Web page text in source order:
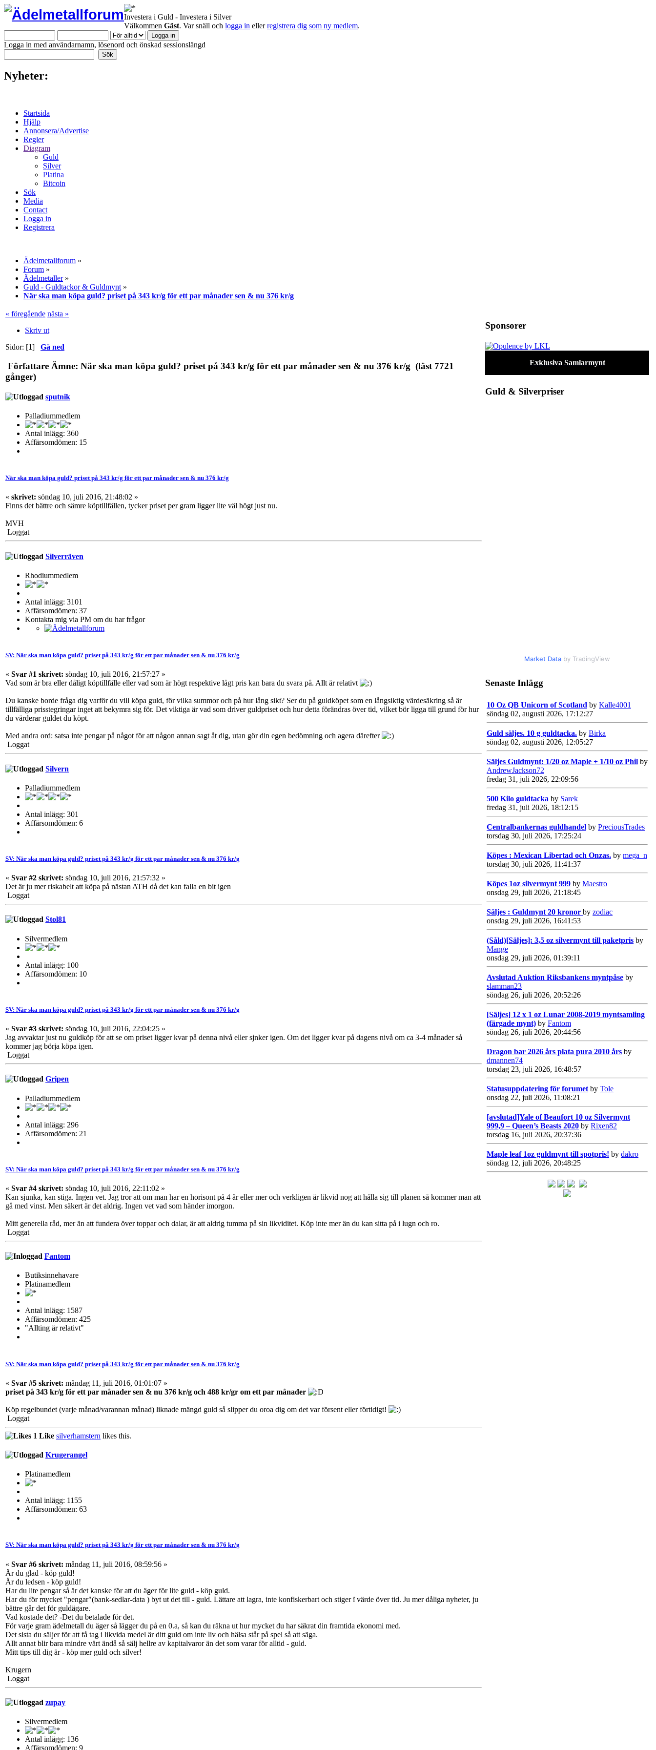
Investera i Guld - Investera i Silver
Välkommen Gäst. Var snäll och logga in ellerregistrera dig som ny medlem.
Logga in med användarnamn, lösenord och önskad sessionslängd
Nyheter:
Startsida
Hjälp
Annonsera/Advertise
Regler
Diagram
Guld
Silver
Platina
Bitcoin
Sök
Media
Contact
Logga in
Registrera
Ädelmetallforum »
Forum »
Ädelmetaller»
Guld - Guldtackor & Guldmynt »
När ska man köpa guld? priset på 343 kr/g för ett par månader sen & nu 376 kr/g
« föregående nästa »
Skriv ut
Sidor: [1] Gå ned
Författare Ämne: När ska man köpa guld? priset på 343 kr/g för ett par månader sen & nu 376 kr/g (läst 7721
gånger)
sputnik
Palladiummedlem
Antal inlägg: 360
Affärsomdömen: 15
När ska man köpa guld? priset på 343 kr/g för ett par månader sen & nu 376 kr/g
« skrivet: söndag 10, juli 2016, 21:48:02 »
Finns det bättre och sämre köptillfällen, tycker priset per gram ligger lite väl högt just nu.
MVH
Loggat
Silverräven
Rhodiummedlem
Antal inlägg: 3101
Affärsomdömen: 37
Kontakta mig via PM om du har frågor
SV: När ska man köpa guld? priset på 343 kr/g för ett par månader sen & nu 376 kr/g
« Svar #1 skrivet: söndag 10, juli 2016, 21:57:27 »
Vad som är bra eller dåligt köptillfälle eller vad som är högt respektive lågt pris kan bara du svara på. Allt är relativt
Du kanske borde fråga dig varför du vill köpa guld, för vilka summor och på hur lång sikt? Ser du på guldköpet som en långsiktig värdesäkring så är
tillfälliga prisstegringar inget att bekymra sig för. Det viktiga är vad som driver guldpriset och hur detta förändras över tid, vilket bör ligga till grund för hur
du värderar guldet du köpt.
Med andra ord: satsa inte pengar på något för att någon annan sagt åt dig, utan gör din egen bedömning och agera därefter
Loggat
Silvern
Palladiummedlem
Antal inlägg: 301
Affärsomdömen: 6
SV: När ska man köpa guld? priset på 343 kr/g för ett par månader sen & nu 376 kr/g
« Svar #2 skrivet: söndag 10, juli 2016, 21:57:32 »
Det är ju mer riskabelt att köpa på nästan ATH då det kan falla en bit igen
Loggat
Stol81
Silvermedlem
Antal inlägg: 100
Affärsomdömen: 10
SV: När ska man köpa guld? priset på 343 kr/g för ett par månader sen & nu 376 kr/g
« Svar #3 skrivet: söndag 10, juli 2016, 22:04:25 »
Jag avvaktar just nu guldköp för att se om priset ligger kvar på denna nivå eller sjnker igen. Om det ligger kvar på dagens nivå om ca 3-4 månader så
kommer jag börja köpa igen.
Loggat
Gripen
Palladiummedlem
Antal inlägg: 296
Affärsomdömen: 21
SV: När ska man köpa guld? priset på 343 kr/g för ett par månader sen & nu 376 kr/g
« Svar #4 skrivet: söndag 10, juli 2016, 22:11:02 »
Kan sjunka, kan stiga. Ingen vet. Jag tror att om man har en horisont på 4 år eller mer och verkligen är likvid nog att hålla sig till planen så kommer man att
gå med vinst. Men säkert är det aldrig. Ingen vet vad som händer imorgon.
Mitt generella råd, mer än att fundera över toppar och dalar, är att aldrig tumma på sin likviditet. Köp inte mer än du kan sitta på i lugn och ro.
Loggat
Fantom
Butiksinnehavare
Platinamedlem
Antal inlägg: 1587
Affärsomdömen: 425
"Allting är relativt"
SV: När ska man köpa guld? priset på 343 kr/g för ett par månader sen & nu 376 kr/g
« Svar #5 skrivet: måndag 11, juli 2016, 01:01:07 »
priset på 343 kr/g för ett par månader sen & nu 376 kr/g och 488 kr/gr om ett par månader
Köp regelbundet (varje månad/varannan månad) liknade mängd guld så slipper du oroa dig om det var försent eller förtidigt!
Loggat
1 Like silverhamstern likes this.
Krugerangel
Platinamedlem
Antal inlägg: 1155
Affärsomdömen: 63
SV: När ska man köpa guld? priset på 343 kr/g för ett par månader sen & nu 376 kr/g
« Svar #6 skrivet: måndag 11, juli 2016, 08:59:56 »
Är du glad - köp guld!
Är du ledsen - köp guld!
Har du lite pengar så är det kanske för att du äger för lite guld - köp guld.
Har du för mycket "pengar"(bank-sedlar-data ) byt ut det till - guld. Lättare att lagra, inte konfiskerbart och stiger ï värde över tid. Ju mer dåliga nyheter, ju
bättre går det för guldägare.
Vad kostade det? -Det du betalade för det.
För varje gram ädelmetall du äger så lägger du på en 0.a, så kan du räkna ut hur mycket du har säkrat din framtida ekonomi med.
Det sista du säljer för att få tag i likvida medel är ditt guld om inte liv och hälsa står på spel så att säga.
Allt annat blir bara mindre värt ändå så sälj hellre av kapitalvaror än det som varar för alltid - guld.
Mitt tips till dig är - köp mer guld och silver!
Krugern
Loggat
zupay
Silvermedlem
Antal inlägg: 136
Affärsomdömen: 9
Sponsorer
Exklusiva Samlarmynt
Guld & Silverpriser
Market Data by TradingView
Senaste Inlägg
10 Oz QB Unicorn of Scotland by Kalle4001
söndag 02, augusti 2026, 17:12:27
Guld säljes. 10 g guldtacka. by Birka
söndag 02, augusti 2026, 12:05:27
Säljes Guldmynt: 1/20 oz Maple + 1/10 oz Phil by
AndrewJackson72
fredag 31, juli 2026, 22:09:56
500 Kilo guldtacka by Sarek
fredag 31, juli 2026, 18:12:15
Centralbankernas guldhandel by PreciousTrades
torsdag 30, juli 2026, 17:25:24
Köpes : Mexican Libertad och Onzas. by mega_n
torsdag 30, juli 2026, 11:41:37
Köpes 1oz silvermynt 999 by Maestro
onsdag 29, juli 2026, 21:18:45
Säljes : Guldmynt 20 kronor by zodiac
onsdag 29, juli 2026, 16:41:53
(Såld)[Säljes]: 3,5 oz silvermynt till paketpris by
Mange
onsdag 29, juli 2026, 01:39:11
Avslutad Auktion Riksbankens myntpåse by
slamman23
söndag 26, juli 2026, 20:52:26
[Säljes] 12 x 1 oz Lunar 2008-2019 myntsamling
(färgade mynt) by Fantom
söndag 26, juli 2026, 20:44:56
Dragon bar 2026 års plata pura 2010 års by
dmannen74
torsdag 23, juli 2026, 16:48:57
Statusuppdatering för forumet by Tole
onsdag 22, juli 2026, 11:08:21
[avslutad]Yale of Beaufort 10 oz Silvermynt
999,9 – Queen’s Beasts 2020 by Rixen82
torsdag 16, juli 2026, 20:37:36
Maple leaf 1oz guldmynt till spotpris! by dakro
söndag 12, juli 2026, 20:48:25